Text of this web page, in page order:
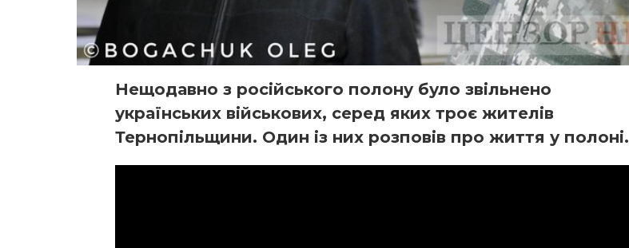
Нещодавно з російського полону було звільнено
українських військових, серед яких троє жителів
Тернопільщини. Один із них розповів про життя у полоні.